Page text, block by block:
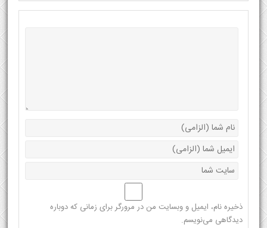
ذخیره نام، ایمیل و وبسایت من در مرورگر برای زمانی که دوباره
دیدگاهی می‌نویسم.